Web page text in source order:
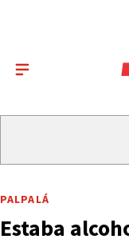
PALPALÁ
Estaba